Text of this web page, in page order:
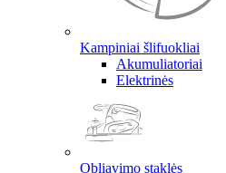
Kampiniai šlifuokliai
Akumuliatoriai
Elektrinės
Obliavimo staklės